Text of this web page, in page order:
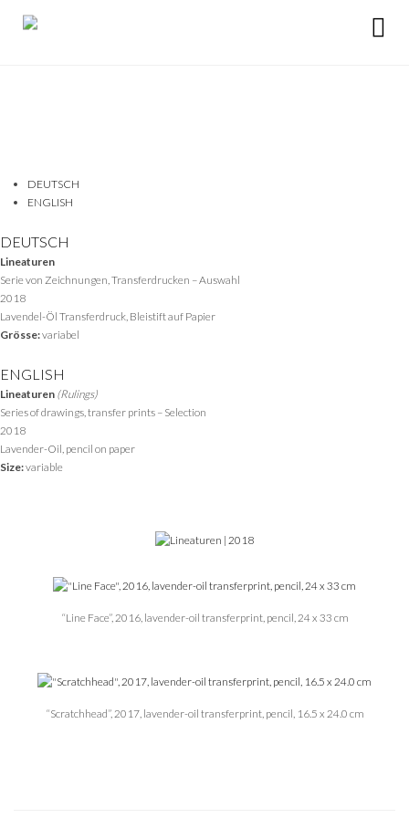
DEUTSCH
ENGLISH
DEUTSCH
Lineaturen
Serie von Zeichnungen, Transferdrucken – Auswahl
2018
Lavendel-Öl Transferdruck, Bleistift auf Papier
Grösse:variabel
ENGLISH
Lineaturen (Rulings)
Series of drawings, transfer prints – Selection
2018
Lavender-Oil, pencil on paper
Size:variable
“Line Face”, 2016, lavender-oil transferprint, pencil, 24 x 33 cm
“Scratchhead”, 2017, lavender-oil transferprint, pencil, 16.5 x 24.0 cm